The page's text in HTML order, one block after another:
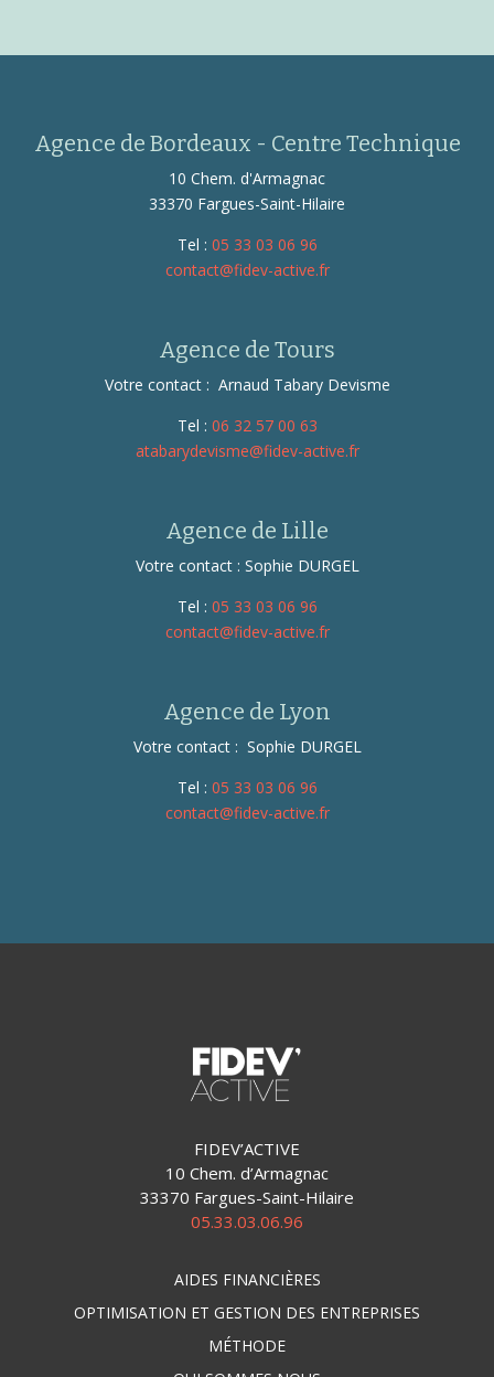
Agence de Bordeaux - Centre Technique
10 Chem. d'Armagnac
33370 Fargues-Saint-Hilaire
Tel : 05 33 03 06 96
contact@fidev-active.fr
Agence de Tours
Votre contact : Arnaud Tabary Devisme
Tel : 06 32 57 00 63
atabarydevisme@fidev-active.fr
Agence de Lille
Votre contact : Sophie DURGEL
Tel : 05 33 03 06 96
contact@fidev-active.fr
Agence de Lyon
Votre contact : Sophie DURGEL
Tel : 05 33 03 06 96
contact@fidev-active.fr
FIDEV’ACTIVE
10 Chem. d’Armagnac
33370 Fargues-Saint-Hilaire
05.33.03.06.96
AIDES FINANCIÈRES
OPTIMISATION ET GESTION DES ENTREPRISES
MÉTHODE